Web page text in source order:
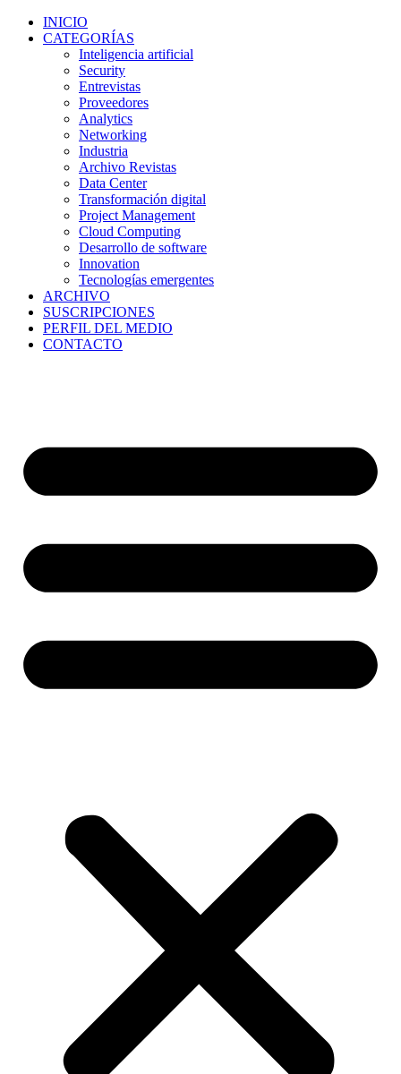
INICIO
CATEGORÍAS
Inteligencia artificial
Security
Entrevistas
Proveedores
Analytics
Networking
Industria
Archivo Revistas
Data Center
Transformación digital
Project Management
Cloud Computing
Desarrollo de software
Innovation
Tecnologías emergentes
ARCHIVO
SUSCRIPCIONES
PERFIL DEL MEDIO
CONTACTO